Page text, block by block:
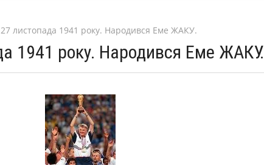
27 листопада 1941 року. Народився Еме ЖАКУ.
1941 року. Народився Еме ЖАКУ.